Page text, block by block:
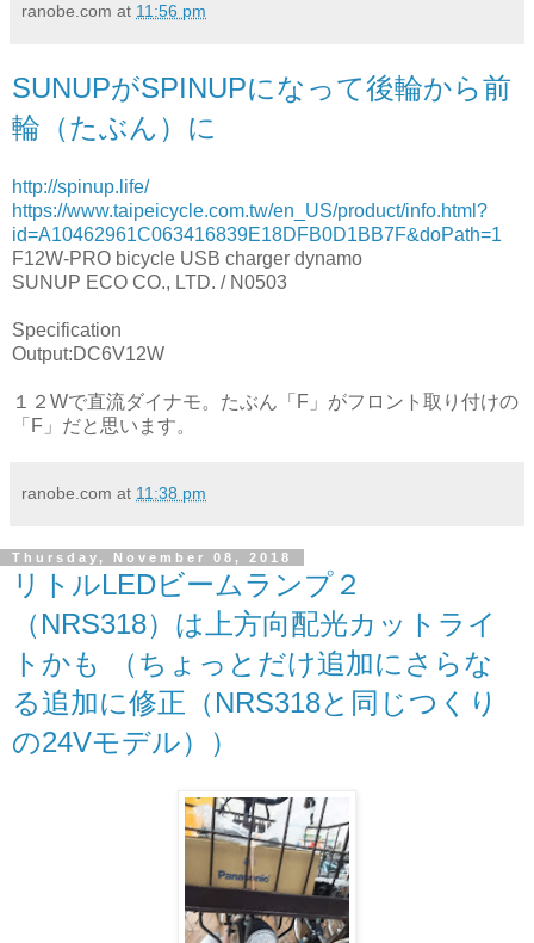
ranobe.com at 11:56 pm
SUNUPがSPINUPになって後輪から前
輪（たぶん）に
http://spinup.life/
https://www.taipeicycle.com.tw/en_US/product/info.html?
id=A10462961C063416839E18DFB0D1BB7F&doPath=1
F12W-PRO bicycle USB charger dynamo
SUNUP ECO CO., LTD. / N0503
Specification
Output:DC6V12W
１２Wで直流ダイナモ。たぶん「F」がフロント取り付けの
「F」だと思います。
ranobe.com at 11:38 pm
Thursday, November 08, 2018
リトルLEDビームランプ２
（NRS318）は上方向配光カットライ
トかも （ちょっとだけ追加にさらな
る追加に修正（NRS318と同じつくり
の24Vモデル））